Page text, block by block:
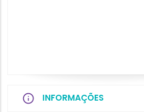
INFORMAÇÕES